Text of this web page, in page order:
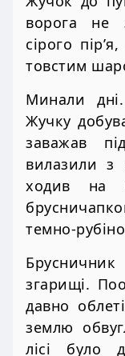
ворога не
сірого
товстим
Минали
Жучку
заважав
вилазили з
ходив на
темно-
згарищі.
давно
землю
лісі було